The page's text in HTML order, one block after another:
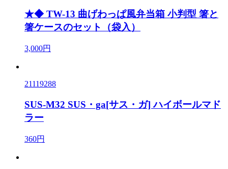
★◆ TW-13 曲げわっぱ風弁当箱 小判型 箸と
箸ケースのセット（袋入）
3,000円
21119288
SUS-M32 SUS・ga[サス・ガ] ハイボールマド
ラー
360円